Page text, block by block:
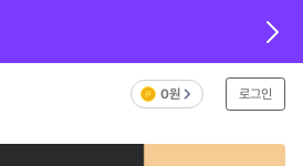
0원 로그인